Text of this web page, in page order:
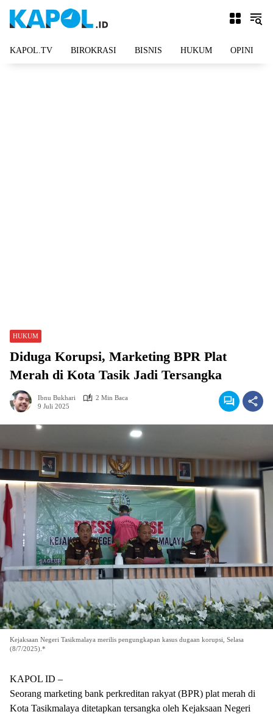
KAPOL.TV BIROKRASI BISNIS HUKUM OPINI
HUKUM
Diduga Korupsi, Marketing BPR Plat
Merah di Kota Tasik Jadi Tersangka
Ibnu Bukhari
2 Min Baca
9 Juli 2025
Kejaksaan Negeri Tasikmalaya merilis pengungkapan kasus dugaan korupsi, Selasa
(8/7/2025).*
KAPOL ID –
Seorang marketing bank perkreditan rakyat (BPR) plat merah di
Kota Tasikmalaya ditetapkan tersangka oleh Kejaksaan Negeri